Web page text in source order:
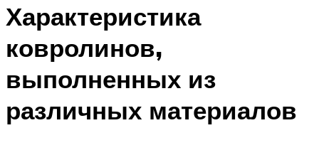
Характеристика
ковролинов,
выполненных из
различных материалов